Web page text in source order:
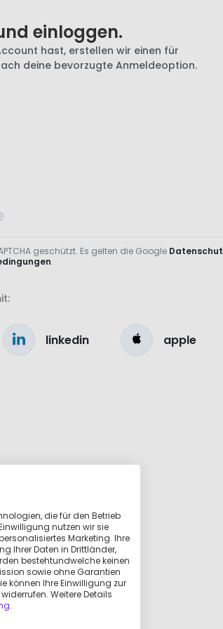
einloggen.
hast, erstellen wir einen für
deine bevorzugte Anmeldeoption.
geschützt. Es gelten die Google
.
linkedin apple
die für den Betrieb
nutzen wir sie
Marketing. Ihre
Ihrer Daten in Drittländer,
bestehtundwelche keinen
sowie ohne Garantien
können Ihre Einwilligung zur
Weitere Details
.